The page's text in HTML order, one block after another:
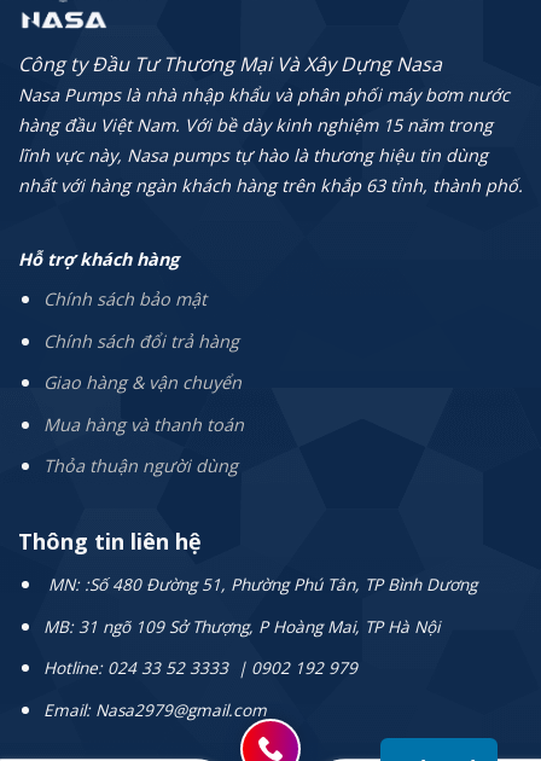
Công ty Đầu Tư Thương Mại Và Xây Dựng Nasa
Nasa Pumps là nhà nhập khẩu và phân phối máy bơm nước
hàng đầu Việt Nam. Với bề dày kinh nghiệm 15 năm trong
lĩnh vực này, Nasa pumps tự hào là thương hiệu tin dùng
nhất với hàng ngàn khách hàng trên khắp 63 tỉnh, thành phố.
Hỗ trợ khách hàng
Chính sách bảo mật
Chính sách đổi trả hàng
Giao hàng & vận chuyển
Mua hàng và thanh toán
Thỏa thuận người dùng
Thông tin liên hệ
MN: :Số 480 Đường 51, Phường Phú Tân, TP Bình Dương
MB: 31 ngõ 109 Sở Thượng, P Hoàng Mai, TP Hà Nội
Hotline: 024 33 52 3333 | 0902 192 979
Email: Nasa2979@gmail.com